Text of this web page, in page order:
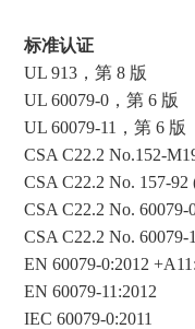
标准认证
UL 913，第 8 版
UL 60079-0，第 6 版
UL 60079-11，第 6 版
CSA C22.2 No.152-
CSA C22.2 No. 157-92
CSA C22.2 No. 60079-
CSA C22.2 No. 60079-
EN 60079-0:2012
EN 60079-11:2012
IEC 60079-0:2011